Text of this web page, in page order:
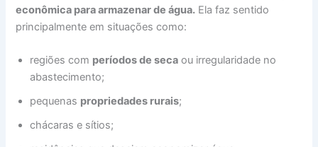
econômica para armazenar de água. Ela faz sentido
principalmente em situações como:
regiões com períodos de seca ou irregularidade no
abastecimento;
pequenas propriedades rurais;
chácaras e sítios;